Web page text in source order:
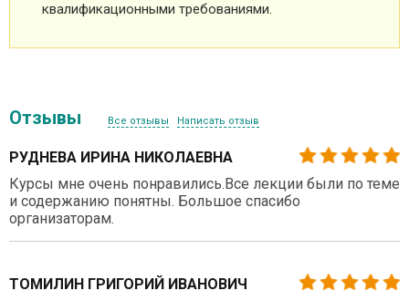
квалификационными требованиями.
Отзывы Все отзывы Написать отзыв
РУДНЕВА ИРИНА НИКОЛАЕВНА
Курсы мне очень понравились.Все лекции были по теме
и содержанию понятны. Большое спасибо
организаторам.
ТОМИЛИН ГРИГОРИЙ ИВАНОВИЧ